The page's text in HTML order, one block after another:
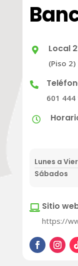
 Local
(Piso 2)

601 444

Lunes a
Sábados
 Sitio
https://